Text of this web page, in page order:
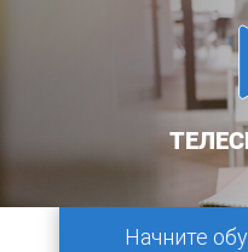
Начните